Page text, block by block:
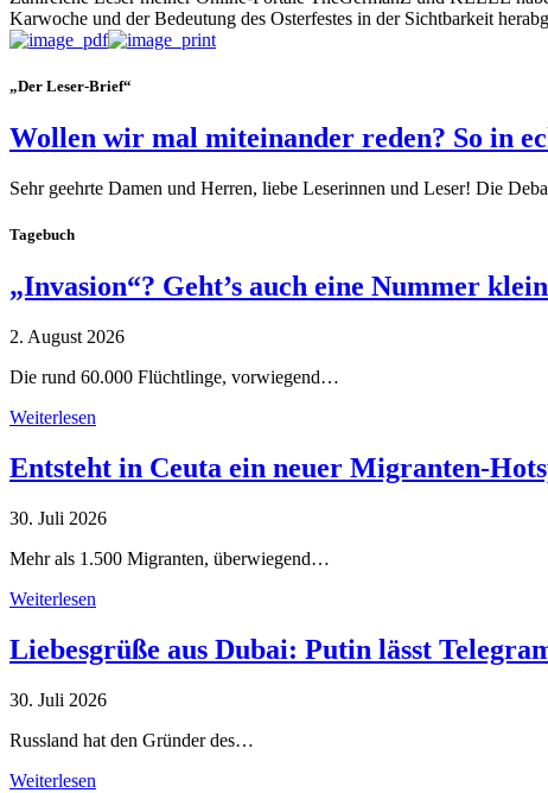
Karwoche und der Bedeutung des Osterfestes in der Sichtbarkeit
„Der Leser-Brief“
Wollen wir mal miteinander reden? So in
Sehr geehrte Damen und Herren, liebe Leserinnen und Leser! Die
Tagebuch
„Invasion“? Geht’s auch eine Nummer
2. August 2026
Die rund 60.000 Flüchtlinge, vorwiegend…
Weiterlesen
Entsteht in Ceuta ein neuer Migranten-
30. Juli 2026
Mehr als 1.500 Migranten, überwiegend…
Weiterlesen
Liebesgrüße aus Dubai: Putin lässt
30. Juli 2026
Russland hat den Gründer des…
Weiterlesen